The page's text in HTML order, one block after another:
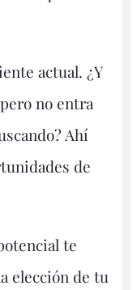
actual. ¿Y
no entra
Ahí
de
te
elección de tu